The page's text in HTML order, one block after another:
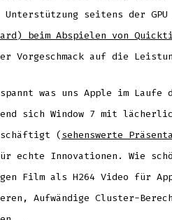
seitens der GPU
beim Abspielen von
Vorgeschmack auf die
was uns Apple im Laufe
sich Window 7 mit
(sehenswerte
echte Innovationen. Wie
Film als H264 Video für
Aufwändige Cluster-